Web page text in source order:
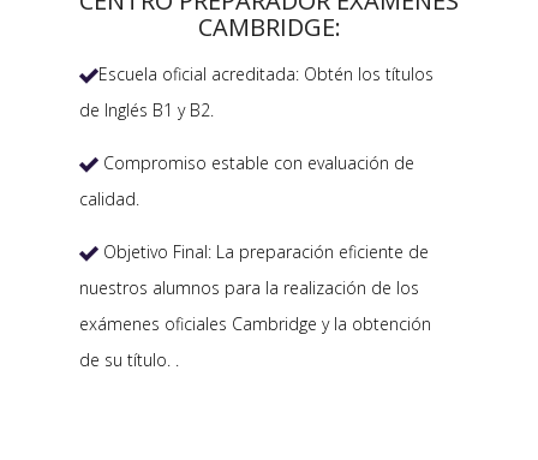
CAMBRIDGE:
Escuela oficial acreditada: Obtén los títulos
de Inglés B1 y B2.
 Compromiso estable con evaluación de
calidad.
 Objetivo Final: La preparación eficiente de
nuestros alumnos para la realización de los
exámenes oficiales Cambridge y la obtención
de su título. .